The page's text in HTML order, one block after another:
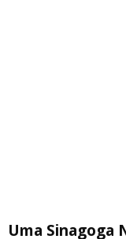
Uma Sinagoga